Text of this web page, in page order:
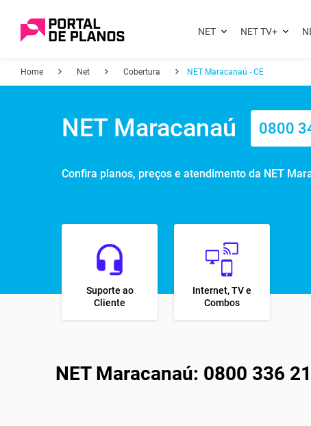
NET NET TV+
Home Net Cobertura NET Maracanaú - CE
NET Maracanaú 0800
Confira planos, preços e atendimento da NET
Suporte ao
Cliente
Internet, TV e
Combos
NET Maracanaú: 0800 336